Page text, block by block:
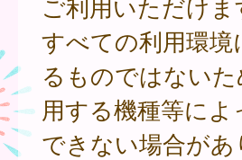
すべての利用環
るものではない
用する機種等に
できない場合があ